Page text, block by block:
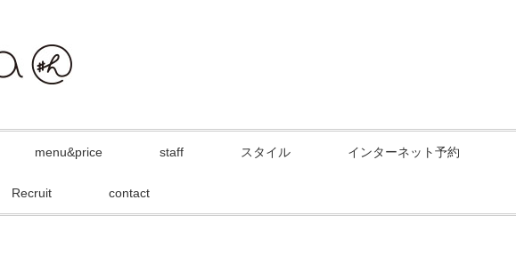
menu&price staff スタイル インターネット予約
Recruit contact